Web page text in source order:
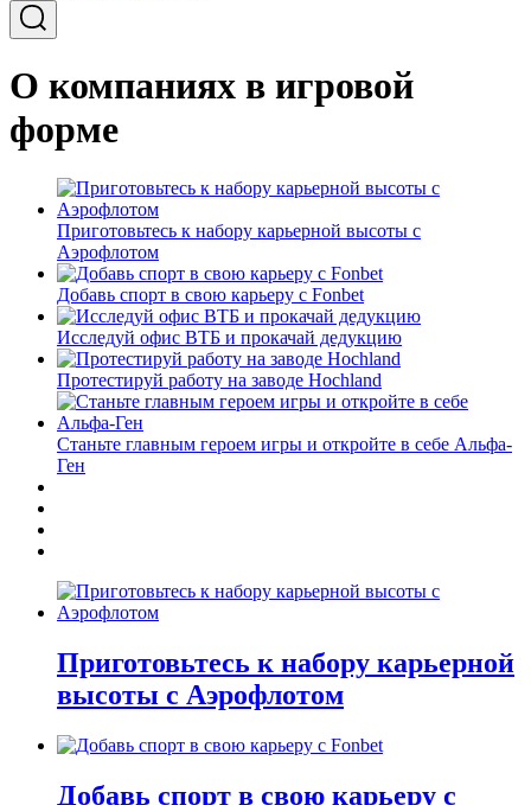
О компаниях в игровой
форме
Приготовьтесь к набору карьерной высоты с
Аэрофлотом
Добавь спорт в свою карьеру с Fonbet
Исследуй офис ВТБ и прокачай дедукцию
Протестируй работу на заводе Hochland
Станьте главным героем игры и откройте в себе Альфа-
Ген
Приготовьтесь к набору карьерной
высоты с Аэрофлотом
Добавь спорт в свою карьеру с